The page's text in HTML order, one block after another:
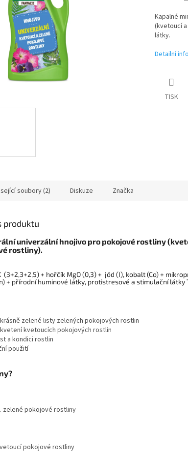
Kapalné
(kvetoucí
látky.
Detailní
TISK
soubory (2) Diskuze Značka
produktu
univerzální hnojivo pro pokojové rostliny
rostliny).
(3+2,3+2,5) + hořčík MgO (0,3) + jód (I), kobalt (Co) +
+ přírodní huminové látky, protistresové a stimulační látky
zelené listy zelených pokojových rostlin
kvetoucích pokojových rostlin
a kondici rostlin
použití
zelené pokojové rostliny
pokojové rostliny